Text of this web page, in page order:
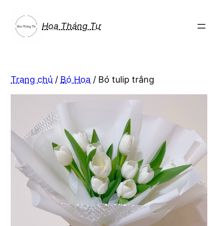
phần
Hoa Tháng Tư
Trang chủ / Bó Hoa / Bó tulip trắng